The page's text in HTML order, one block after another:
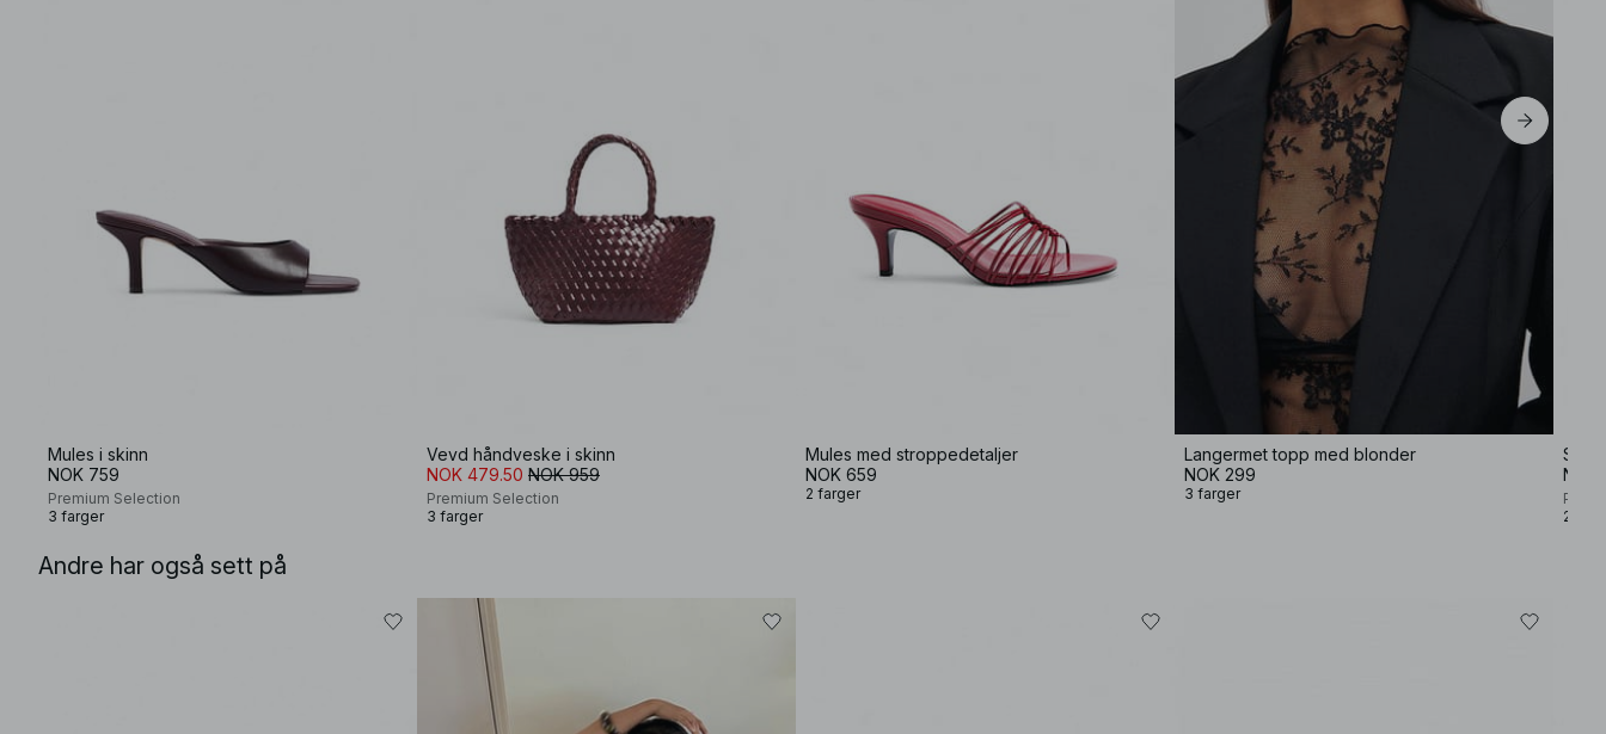
Mules i skinn
NOK 759
Premium Selection
3 farger
Vevd håndveske i skinn
NOK 479.50 NOK 959
Premium Selection
3 farger
Mules med stroppedetaljer
NOK 659
2 farger
Langermet topp med blonder
NOK 299
3 farger
NOK
2
Andre har også sett på